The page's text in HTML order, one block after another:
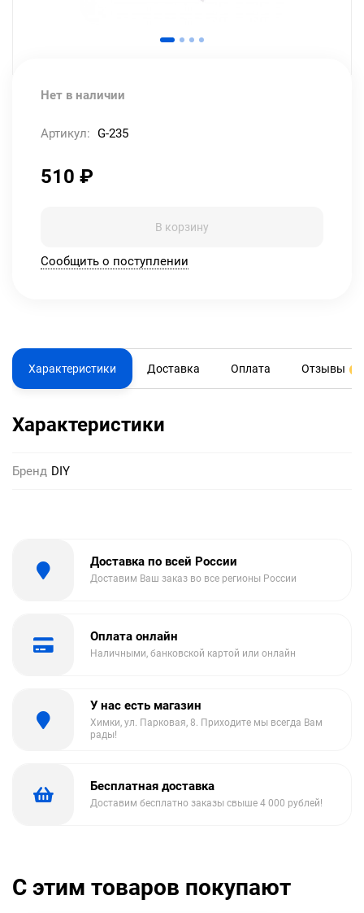
Нет в наличии
Артикул: G-235
510 ₽
В корзину
Сообщить о поступлении
Характеристики Доставка Оплата Отзывы
Характеристики
Бренд DIY
Доставка по всей России
Доставим Ваш заказ во все регионы России
Оплата онлайн
Наличными, банковской картой или онлайн
У нас есть магазин
Химки, ул. Парковая, 8. Приходите мы всегда Вам
рады!
Бесплатная доставка
Доставим бесплатно заказы свыше 4 000 рублей!
С этим товаров покупают